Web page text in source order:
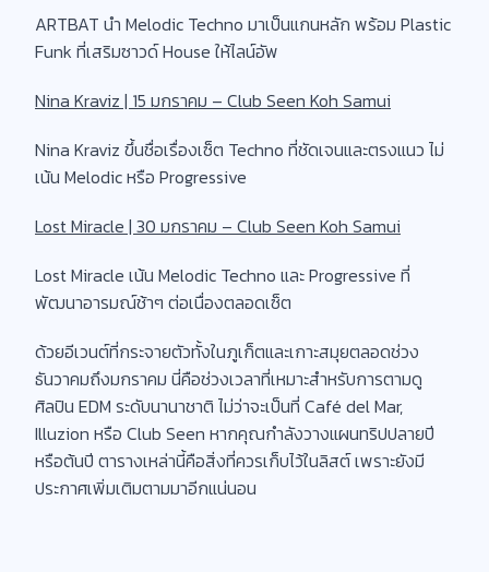
ARTBAT นำ Melodic Techno มาเป็นแกนหลัก พร้อม Plastic
Funk ที่เสริมซาวด์ House ให้ไลน์อัพ
Nina Kraviz | 15 มกราคม – Club Seen Koh Samui
Nina Kraviz ขึ้นชื่อเรื่องเซ็ต Techno ที่ชัดเจนและตรงแนว ไม่
เน้น Melodic หรือ Progressive
Lost Miracle | 30 มกราคม – Club Seen Koh Samui
Lost Miracle เน้น Melodic Techno และ Progressive ที่
พัฒนาอารมณ์ช้าๆ ต่อเนื่องตลอดเซ็ต
ด้วยอีเวนต์ที่กระจายตัวทั้งในภูเก็ตและเกาะสมุยตลอดช่วง
ธันวาคมถึงมกราคม นี่คือช่วงเวลาที่เหมาะสำหรับการตามดู
ศิลปิน EDM ระดับนานาชาติ ไม่ว่าจะเป็นที่ Café del Mar,
Illuzion หรือ Club Seen หากคุณกำลังวางแผนทริปปลายปี
หรือต้นปี ตารางเหล่านี้คือสิ่งที่ควรเก็บไว้ในลิสต์ เพราะยังมี
ประกาศเพิ่มเติมตามมาอีกแน่นอน